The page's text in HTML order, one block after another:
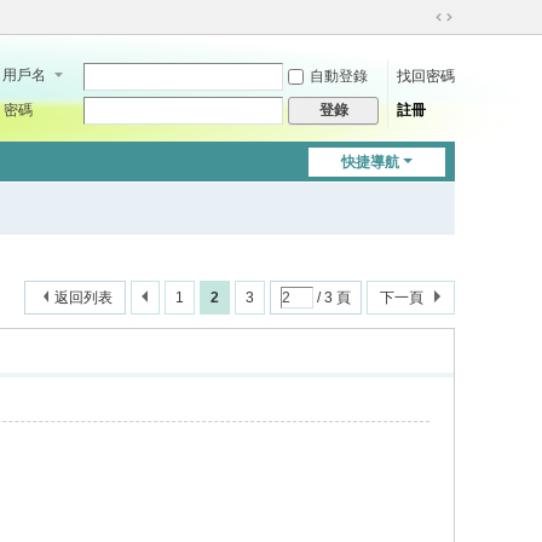
切
到
用戶名 自動登錄
找回密碼
密碼
登錄 註冊
快捷導航
1 2 3 / 3 頁 下一頁
返回列表